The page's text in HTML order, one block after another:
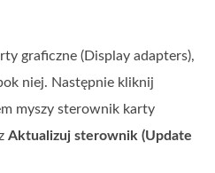
graficzne (Display adapters),
niej. Następnie kliknij
myszy sterownik karty
Aktualizuj sterownik (Update